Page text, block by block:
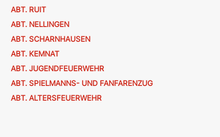
ABT. RUIT
ABT. NELLINGEN
ABT. SCHARNHAUSEN
ABT. KEMNAT
ABT. JUGENDFEUERWEHR
ABT. SPIELMANNS- UND FANFARENZUG
ABT. ALTERSFEUERWEHR